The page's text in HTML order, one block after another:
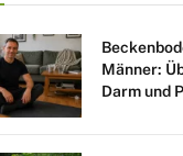
Männer:
Darm und